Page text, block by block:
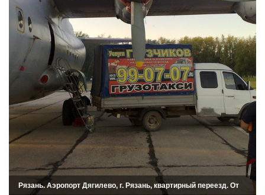
Рязань. Аэропорт Дягилево, г. Рязань, квартирный переезд. От